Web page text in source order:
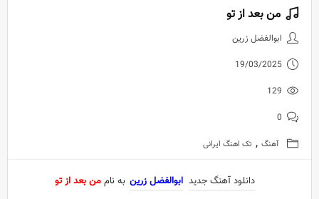
دانلود آهنگ جدید ابوالفضل
من بعد از تو
ابوالفضل زرین
19/03/2025
129
0
آهنگ , تک اهنگ ایرانی
دانلود آهنگ جدید ابوالفضل زرین به ناممن بعد از تو